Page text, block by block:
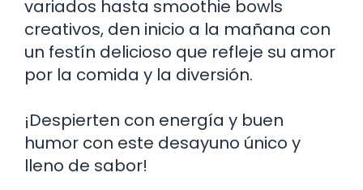
variados hasta smoothie bowls
creativos, den inicio a la mañana con
un festín delicioso que refleje su amor
por la comida y la diversión.
¡Despierten con energía y buen
humor con este desayuno único y
lleno de sabor!